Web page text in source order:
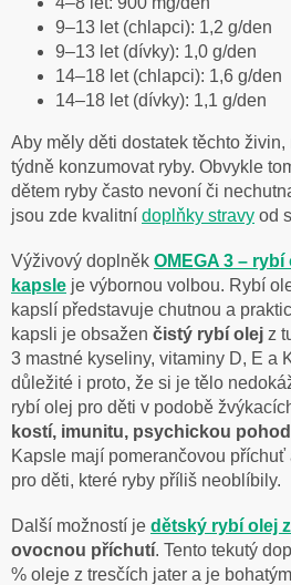
9–13 let (chlapci): 1,2 g/den
9–13 let (dívky): 1,0 g/den
14–18 let (chlapci): 1,6 g/den
14–18 let (dívky): 1,1 g/den
Aby měly děti dostatek těchto
týdně konzumovat ryby. Obvykle
dětem ryby často nevoní či
jsou zde kvalitní doplňky stravy od
Výživový doplněk OMEGA 3 –
kapsle je výbornou volbou. Rybí
kapslí představuje chutnou a
kapsli je obsažen čistý rybí olej z
3 mastné kyseliny, vitaminy D, E a
důležité i proto, že si je tělo
rybí olej pro děti v podobě
kostí, imunitu, psychickou
Kapsle mají pomerančovou
pro děti, které ryby příliš neoblíbily.
Další možností je dětský rybí olej
ovocnou příchutí. Tento tekutý
% oleje z tresčích jater a je